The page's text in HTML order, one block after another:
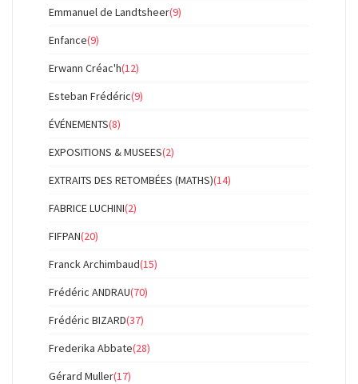
Emmanuel de Landtsheer(9)
Enfance(9)
Erwann Créac'h(12)
Esteban Frédéric(9)
ÉVÉNEMENTS(8)
EXPOSITIONS & MUSEES(2)
EXTRAITS DES RETOMBÉES (MATHS)(14)
FABRICE LUCHINI(2)
FIFPAN(20)
Franck Archimbaud(15)
Frédéric ANDRAU(70)
Frédéric BIZARD(37)
Frederika Abbate(28)
Gérard Muller(17)